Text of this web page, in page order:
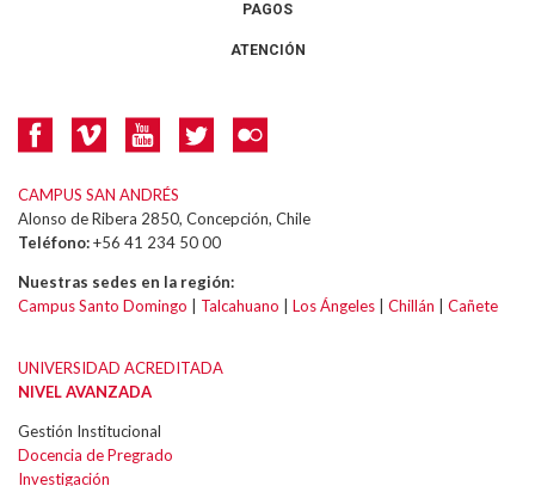
PAGOS
ATENCIÓN
CAMPUS SAN ANDRÉS
Alonso de Ribera 2850, Concepción, Chile
Teléfono:+56 41 234 50 00
Nuestras sedes en la región:
Campus Santo Domingo
Talcahuano Los Ángeles Chillán Cañete
UNIVERSIDAD ACREDITADA
NIVEL AVANZADA
Gestión Institucional
Docencia de Pregrado
Investigación